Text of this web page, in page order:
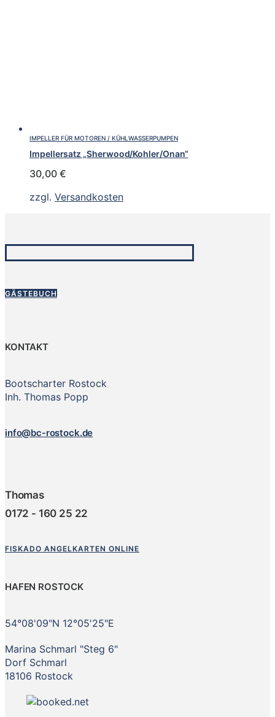
IMPELLER FÜR MOTOREN / KÜHLWASSERPUMPEN
Impellersatz „Sherwood/Kohler/Onan“
30,00 €
zzgl. Versandkosten
GÄSTEBUCH
KONTAKT
Bootscharter Rostock
Inh. Thomas Popp
info@bc-rostock.de
Thomas
0172 - 160 25 22
FISKADO ANGELKARTEN ONLINE
HAFEN ROSTOCK
54°08'09"N 12°05'25"E
Marina Schmarl "Steg 6"
Dorf Schmarl
18106 Rostock